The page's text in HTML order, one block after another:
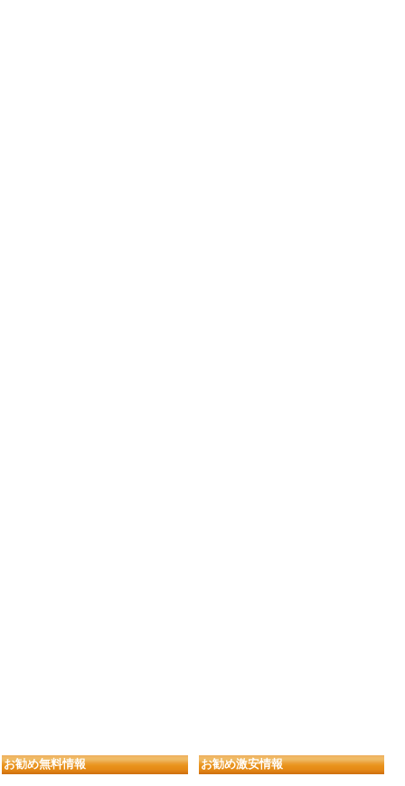
お勧め無料情報 お勧め激安情報